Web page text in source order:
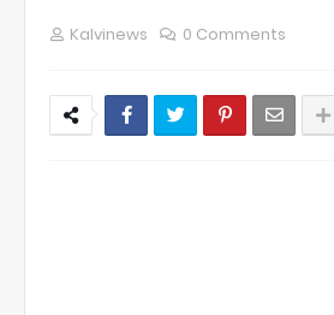
Kalvinews 0 Comments